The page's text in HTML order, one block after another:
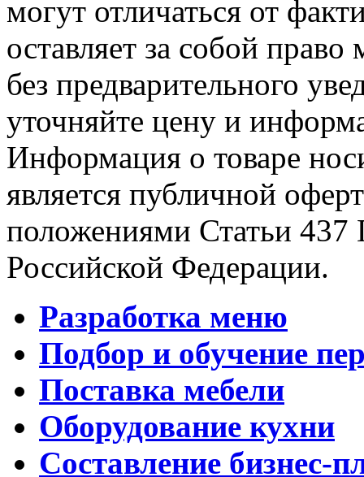
могут отличаться от
оставляет за собой право
без предварительного
уточняйте цену и
Информация о товаре
является публичной
положениями Статьи 437
Российской Федерации.
Разработка меню
Подбор и обучение
Поставка мебели
Оборудование кухни
Составление бизнес-